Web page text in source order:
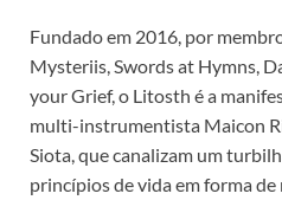
Fundado em 2016, por
Mysteriis, Swords at Hymns,
your Grief, o Litosth é a
multi-instrumentista Maicon
Siota, que canalizam um
princípios de vida em forma de